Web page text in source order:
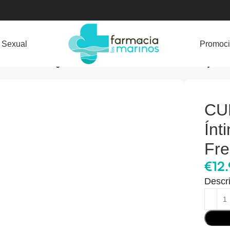
LAB CLX Higiene Íntima Gel Refrescante – Frescor y
€